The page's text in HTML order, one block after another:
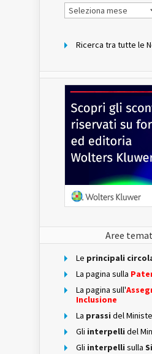
Notizie
per
Ricerca tra tutte le
Aree
Le principali
La pagina sulla
La pagina sull'
Inclusione
La prassi del
Gli interpelli del
Gli interpelli sulla